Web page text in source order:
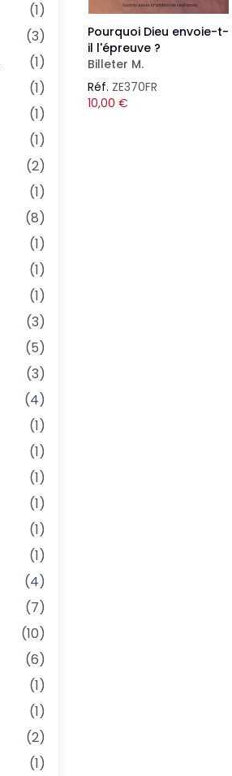
(1)
(3)
(1)
(1)
(1)
(1)
(2)
(1)
(8)
(1)
(1)
(1)
(3)
(5)
(3)
(4)
(1)
(1)
(1)
(1)
(1)
(1)
(4)
(7)
(10)
(6)
(1)
(1)
(2)
(1)
Pourquoi Dieu envoie-t-
il l'épreuve ?
Billeter M.
Réf. ZE370FR
10,00 €